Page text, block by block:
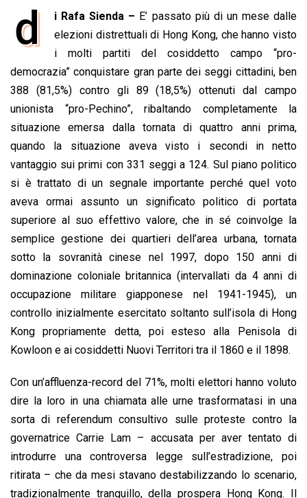
e
o
o
k
a
t
s
A
p
p
n
k
e
d
I
n
e
a
d
s
a
l
p
y
L
i
n
k
i
n
t
d i Rafa Sienda – E’ passato più di un mese dalle
elezioni distrettuali di Hong Kong, che hanno visto
i molti partiti del cosiddetto campo “pro-
democrazia” conquistare gran parte dei seggi cittadini, ben
388 (81,5%) contro gli 89 (18,5%) ottenuti dal campo
unionista “pro-Pechino”, ribaltando completamente la
situazione emersa dalla tornata di quattro anni prima,
quando la situazione aveva visto i secondi in netto
vantaggio sui primi con 331 seggi a 124. Sul piano politico
si è trattato di un segnale importante perché quel voto
aveva ormai assunto un significato politico di portata
superiore al suo effettivo valore, che in sé coinvolge la
semplice gestione dei quartieri dell’area urbana, tornata
sotto la sovranità cinese nel 1997, dopo 150 anni di
dominazione coloniale britannica (intervallati da 4 anni di
occupazione militare giapponese nel 1941-1945), un
controllo inizialmente esercitato soltanto sull’isola di Hong
Kong propriamente detta, poi esteso alla Penisola di
Kowloon e ai cosiddetti Nuovi Territori tra il 1860 e il 1898.
Con un’affluenza-record del 71%, molti elettori hanno voluto
dire la loro in una chiamata alle urne trasformatasi in una
sorta di referendum consultivo sulle proteste contro la
governatrice Carrie Lam – accusata per aver tentato di
introdurre una controversa legge sull’estradizione, poi
ritirata – che da mesi stavano destabilizzando lo scenario,
tradizionalmente tranquillo, della prospera Hong Kong. Il